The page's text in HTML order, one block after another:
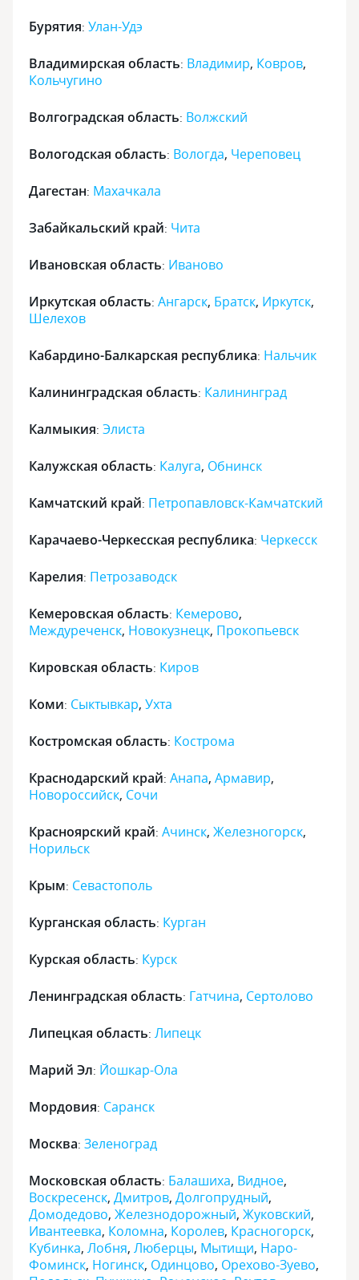
Бурятия: Улан-Удэ
Владимирская область: Владимир, Ковров,
Кольчугино
Волгоградская область: Волжский
Вологодская область: Вологда, Череповец
Дагестан: Махачкала
Забайкальский край: Чита
Ивановская область: Иваново
Иркутская область: Ангарск, Братск, Иркутск,
Шелехов
Кабардино-Балкарская республика: Нальчик
Калининградская область: Калининград
Калмыкия: Элиста
Калужская область: Калуга, Обнинск
Камчатский край: Петропавловск-Камчатский
Карачаево-Черкесская республика: Черкесск
Карелия: Петрозаводск
Кемеровская область: Кемерово,
Междуреченск, Новокузнецк, Прокопьевск
Кировская область: Киров
Коми: Сыктывкар, Ухта
Костромская область: Кострома
Краснодарский край: Анапа, Армавир,
Новороссийск, Сочи
Красноярский край: Ачинск, Железногорск,
Норильск
Крым: Севастополь
Курганская область: Курган
Курская область: Курск
Ленинградская область: Гатчина, Сертолово
Липецкая область: Липецк
Марий Эл: Йошкар-Ола
Мордовия: Саранск
Москва: Зеленоград
Московская область: Балашиха, Видное,
Воскресенск, Дмитров, Долгопрудный,
Домодедово, Железнодорожный, Жуковский,
Ивантеевка, Коломна, Королев, Красногорск,
Кубинка, Лобня, Люберцы, Мытищи, Наро-
Фоминск, Ногинск, Одинцово, Орехово-Зуево,